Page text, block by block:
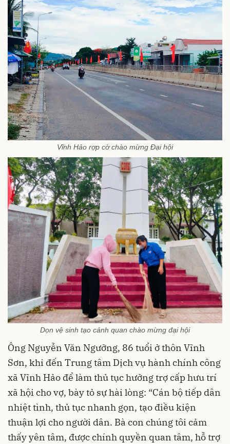
Vĩnh Hảo rợp cờ chào mừng Đại hội
Dọn vệ sinh tạo cảnh quan chào mừng đại hội
Ông Nguyễn Văn Ngưỡng, 86 tuổi ở thôn Vĩnh
Sơn, khi đến Trung tâm Dịch vụ hành chính công
xã Vĩnh Hảo để làm thủ tục hưởng trợ cấp hưu trí
xã hội cho vợ, bày tỏ sự hài lòng: “Cán bộ tiếp dân
nhiệt tình, thủ tục nhanh gọn, tạo điều kiện
thuận lợi cho người dân. Bà con chúng tôi cảm
thấy yên tâm, được chính quyền quan tâm, hỗ trợ